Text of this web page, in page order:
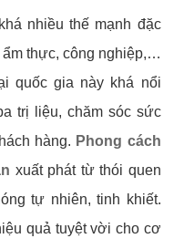
nhiều thế mạnh đặc
thực, công nghiệp,…
quốc gia này khá nổi
trị liệu, chăm sóc sức
hàng. Phong cách
xuất phát từ thói quen
tự nhiên, tinh khiết.
quả tuyệt vời cho cơ